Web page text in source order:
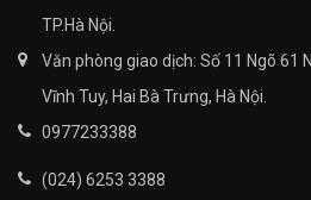
TP.Hà Nội.
Văn phòng giao dịch: Số 11 Ngõ 61
Vĩnh Tuy, Hai Bà Trưng, Hà Nội.
0977233388
(024) 6253 3388